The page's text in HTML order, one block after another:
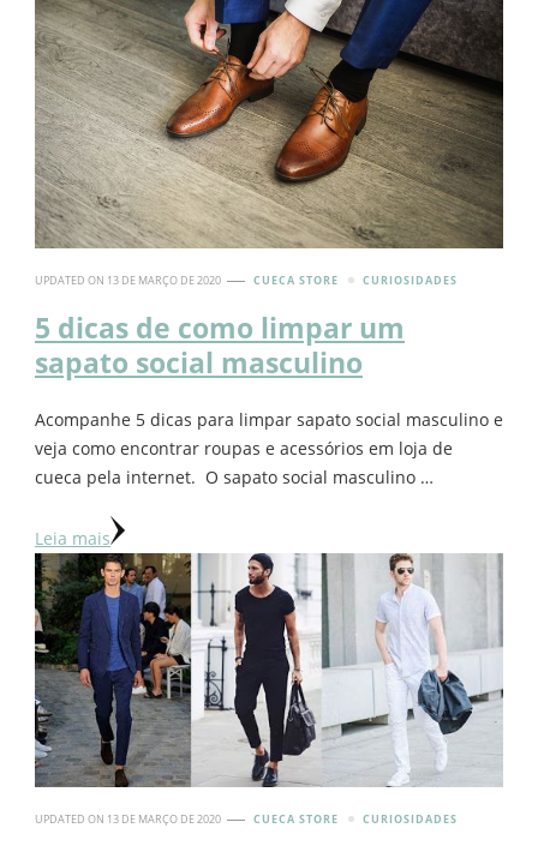
UPDATED ON 13 DE MARÇO DE 2020 CUECA STORE CURIOSIDADES
5 dicas de como limpar um
sapato social masculino
Acompanhe 5 dicas para limpar sapato social masculino e
veja como encontrar roupas e acessórios em loja de
cueca pela internet. O sapato social masculino …
Leia mais
UPDATED ON 13 DE MARÇO DE 2020 CUECA STORE CURIOSIDADES